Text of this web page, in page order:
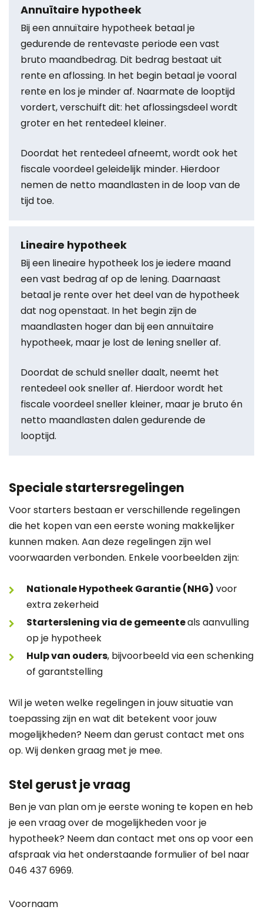
Annuïtaire hypotheek
Bij een annuïtaire hypotheek betaal je
gedurende de rentevaste periode een vast
bruto maandbedrag. Dit bedrag bestaat uit
rente en aflossing. In het begin betaal je vooral
rente en los je minder af. Naarmate de looptijd
vordert, verschuift dit: het aflossingsdeel wordt
groter en het rentedeel kleiner.
Doordat het rentedeel afneemt, wordt ook het
fiscale voordeel geleidelijk minder. Hierdoor
nemen de netto maandlasten in de loop van de
tijd toe.
Lineaire hypotheek
Bij een lineaire hypotheek los je iedere maand
een vast bedrag af op de lening. Daarnaast
betaal je rente over het deel van de hypotheek
dat nog openstaat. In het begin zijn de
maandlasten hoger dan bij een annuïtaire
hypotheek, maar je lost de lening sneller af.
Doordat de schuld sneller daalt, neemt het
rentedeel ook sneller af. Hierdoor wordt het
fiscale voordeel sneller kleiner, maar je bruto én
netto maandlasten dalen gedurende de
looptijd.
Speciale startersregelingen
Voor starters bestaan er verschillende regelingen
die het kopen van een eerste woning makkelijker
kunnen maken. Aan deze regelingen zijn wel
voorwaarden verbonden. Enkele voorbeelden zijn:
Nationale Hypotheek Garantie (NHG) voor
extra zekerheid
Starterslening via de gemeenteals aanvulling
op je hypotheek
Hulp van ouders, bijvoorbeeld via een schenking
of garantstelling
Wil je weten welke regelingen in jouw situatie van
toepassing zijn en wat dit betekent voor jouw
mogelijkheden? Neem dan gerust contact met ons
op. Wij denken graag met je mee.
Stel gerust je vraag
Ben je van plan om je eerste woning te kopen en heb
je een vraag over de mogelijkheden voor je
hypotheek? Neem dan contact met ons op voor een
afspraak via het onderstaande formulier of bel naar
046 437 6969.
Voornaam